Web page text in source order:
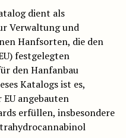
dient als
Verwaltung und
Hanfsorten, die den
festgelegten
den Hanfanbau
Katalogs ist es,
angebauten
erfüllen, insbesondere